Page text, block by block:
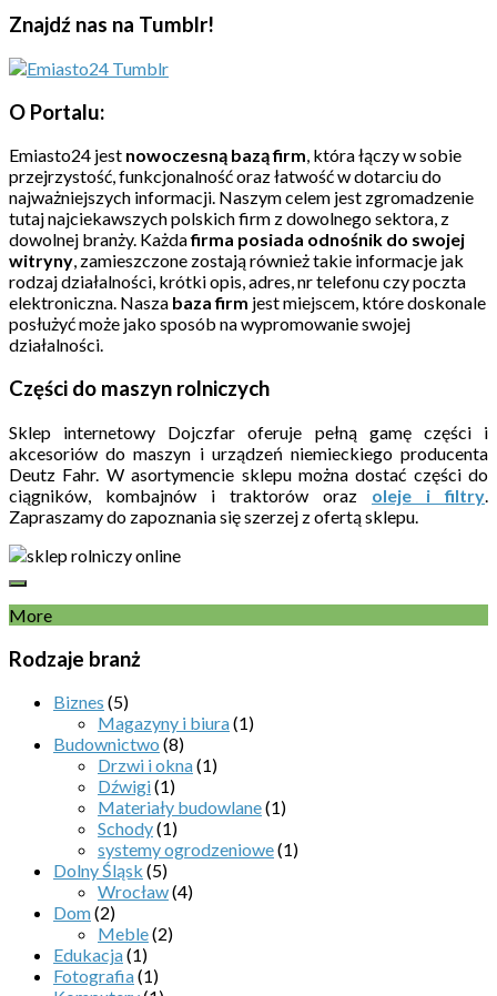
Znajdź nas na Tumblr!
O Portalu:
Emiasto24 jest nowoczesną bazą firm, która łączy w sobie
przejrzystość, funkcjonalność oraz łatwość w dotarciu do
najważniejszych informacji. Naszym celem jest zgromadzenie
tutaj najciekawszych polskich firm z dowolnego sektora, z
dowolnej branży. Każdafirma posiada odnośnik do swojej
witryny, zamieszczone zostają również takie informacje jak
rodzaj działalności, krótki opis, adres, nr telefonu czy poczta
elektroniczna. Nasza baza firm jest miejscem, które doskonale
posłużyć może jako sposób na wypromowanie swojej
działalności.
Części do maszyn rolniczych
Sklep internetowy Dojczfar oferuje pełną gamę części i
akcesoriów do maszyn i urządzeń niemieckiego producenta
Deutz Fahr. W asortymencie sklepu można dostać części do
ciągników, kombajnów i traktorów oraz oleje i filtry.
Zapraszamy do zapoznania się szerzej z ofertą sklepu.
More
Rodzaje branż
Biznes (5)
Magazyny i biura(1)
Budownictwo (8)
Drzwi i okna(1)
Dźwigi(1)
Materiały budowlane(1)
Schody(1)
systemy ogrodzeniowe(1)
Dolny Śląsk (5)
Wrocław(4)
Dom(2)
Meble(2)
Edukacja(1)
Fotografia(1)